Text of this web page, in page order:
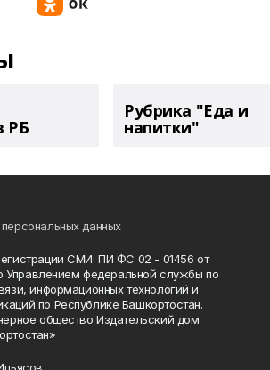
РБ
Рубрика "Еда и
напитки"
данных
СМИ: ПИ ФС 02 - 01456 от
Управлением федеральной службы по
информационных технологий и
по Республике Башкортостан.
общество Издательский дом